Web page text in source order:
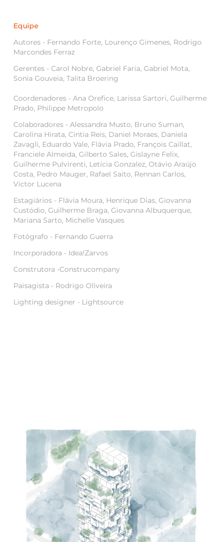
Equipe
Autores - Fernando Forte, Lourenço Gimenes, Rodrigo
Marcondes Ferraz
Gerentes - Carol Nobre, Gabriel Faria, Gabriel Mota,
Sonia Gouveia, Talita Broering
Coordenadores - Ana Orefice, Larissa Sartori, Guilherme
Prado, Philippe Metropolo
Colaboradores -Alessandra Musto, Bruno Suman,
Carolina Hirata, Cintia Reis, Daniel Moraes, Daniela
Zavagli, Eduardo Vale, Flávia Prado, François Caillat,
Franciele Almeida, Gilberto Sales, Gislayne Felix,
Guilherme Pulvirenti, Letícia Gonzalez, Otávio Araújo
Costa, Pedro Mauger, Rafael Saito, Rennan Carlos,
Victor Lucena
Estagiários - Flávia Moura, Henrique Dias, Giovanna
Custódio, Guilherme Braga, Giovanna Albuquerque,
Mariana Sarto, Michelle Vasques
Fotógrafo - Fernando Guerra
Incorporadora - Idea!Zarvos
Construtora -Construcompany
Paisagista - Rodrigo Oliveira ​​​​​​​
Lighting designer - Lightsource​​​​​​​